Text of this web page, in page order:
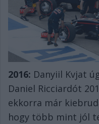
2016: Danyiil Kvjat
Daniel Ricciardót
ekkorra már
hogy több mint jól